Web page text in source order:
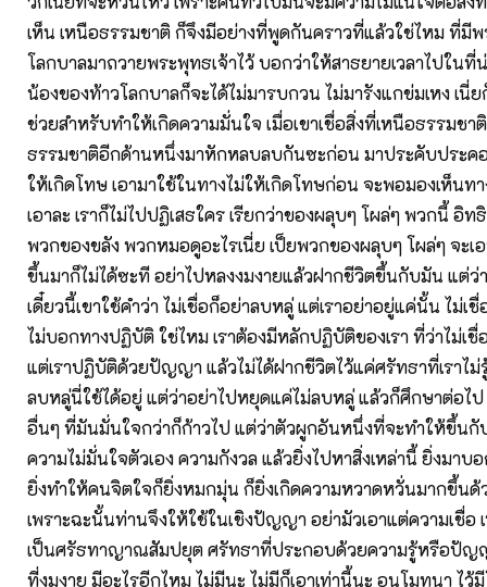
เห็น เหนือธรรมชาติ ก็จึงมีอย่างที่พูดกันคราวที่แล้วใช่ไหม ที่มี
โลกบาลมาถวายพระพุทธเจ้าไว้ บอกว่าให้สาธยายเวลาไปในที่
น้องของท้าวโลกบาลก็จะได้ไม่มารบกวน ไม่มารังแกข่มเหง เนี่
ช่วยสำหรับทำให้เกิดความมั่นใจ เมื่อเขาเชื่อสิ่งที่เหนือธรรมชา
ธรรมชาติอีกด้านหนึ่งมาหักหลบลบกันซะก่อน มาประคับประคอ
ให้เกิดโทษ เอามาใช้ในทางไม่ให้เกิดโทษก่อน จะพอมองเห็นท
เอาละ เราก็ไม่ไปปฏิเสธใคร เรียกว่าของผลุบๆ โผล่ๆ พวกนี้ อิ
พวกของขลัง พวกหมอดูอะไรเนี่ย เป็ยพวกของผลุบๆ โผล่ๆ จะเ
ขึ้นมาก็ไม่ได้ซะที อย่าไปหลงงมงายแล้วฝากชีวิตขึ้นกับมัน แต่ว่
เดี๋ยวนี้เขาใช้คำว่า ไม่เชื่อก็อย่าลบหลู่ แต่เราอย่าอยู่แค่นั้น ไม่เ
ไม่บอกทางปฏิบัติ ใช่ไหม เราต้องมีหลักปฏิบัติของเรา ที่ว่าไม่เชื่
แต่เราปฏิบัติด้วยปัญญา แล้วไม่ได้ฝากชีวิตไว้แค่ศรัทธาที่เราไม่
ลบหลู่นี่ใช้ได้อยู่ แต่ว่าอย่าไปหยุดแค่ไม่ลบหลู่ แล้วก็ศึกษาต่อไป
อื่นๆ ที่มันมั่นใจกว่าก็ก้าวไป แต่ว่าตัวผูกอันหนึ่งที่จะทำให้ขึ้นกั
ความไม่มั่นใจตัวเอง ความกังวล แล้วยิ่งไปหาสิ่งเหล่านี้ ยิ่งมาบ
ยิ่งทำให้คนจิตใจก็ยิ่งหมกมุ่น ก็ยิ่งเกิดความหวาดหวั่นมากขึ้นด้
เพราะฉะนั้นท่านจึงให้ใช้ในเชิงปัญญา อย่ามัวเอาแต่ความเชื่อ
เป็นศรัธทาญาณสัมปยุต ศรัทธาที่ประกอบด้วยความรู้หรือปัญ
ที่งมงาย มีอะไรอีกไหม ไม่มีนะ ไม่มีก็เอาเท่านี้นะ อนุโมทนา ไว้